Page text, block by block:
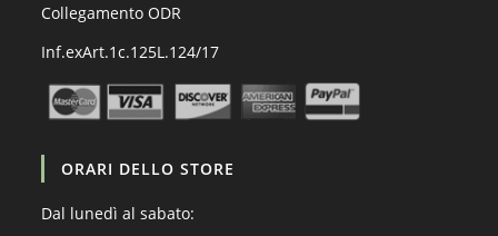
Collegamento ODR
Inf.exArt.1c.125L.124/17
ORARI DELLO STORE
Dal lunedì al sabato: